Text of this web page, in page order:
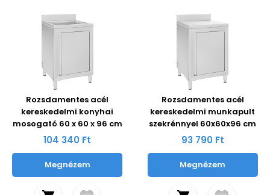
Rozsdamentes acél
kereskedelmi konyhai
mosogató 60 x 60 x 96 cm
104 340 Ft
Megnézem
Rozsdamentes acél
kereskedelmi munkapult
szekrénnyel 60x60x96 cm
93 790 Ft
Megnézem